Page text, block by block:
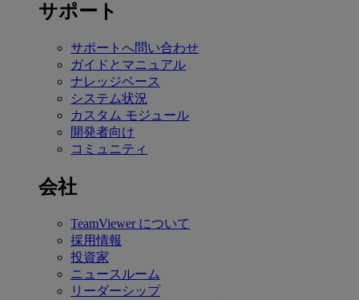
サポート
サポートへ問い合わせ
ガイドとマニュアル
ナレッジベース
システム状況
カスタム モジュール
開発者向け
コミュニティ
会社
TeamViewer について
採用情報
投資家
ニュースルーム
リーダーシップ